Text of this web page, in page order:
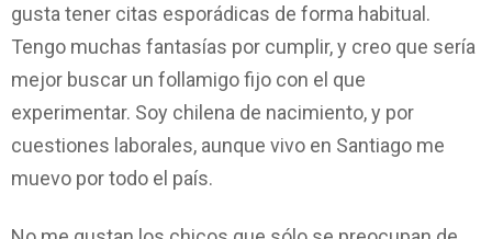
gusta tener citas esporádicas de forma habitual.
Tengo muchas fantasías por cumplir, y creo que sería
mejor buscar un follamigo fijo con el que
experimentar. Soy chilena de nacimiento, y por
cuestiones laborales, aunque vivo en Santiago me
muevo por todo el país.